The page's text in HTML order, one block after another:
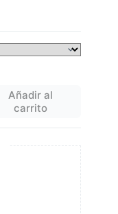
Añadir al
carrito